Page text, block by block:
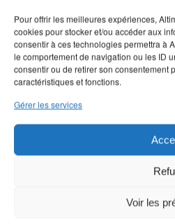
Pour offrir les meilleures expériences,
cookies pour stocker et/ou accéder aux
consentir à ces technologies permettra à
le comportement de navigation ou les ID
consentir ou de retirer son consentement
caractéristiques et fonctions.
Gérer les services
Voir les
|Packaging Semi-
|Grands Projets
•Produits
| Gamme Standard
|
|